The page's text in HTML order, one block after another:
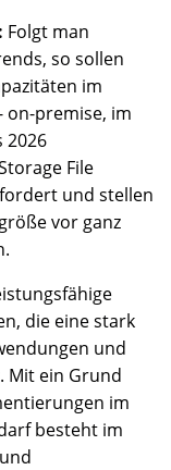
Folgt man
so sollen
im
premise, im
2026
File
und stellen
vor ganz
die eine stark
und
Mit ein Grund
im
besteht im